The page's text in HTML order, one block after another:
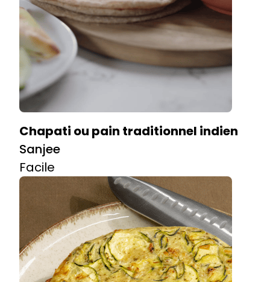
Chapati ou pain traditionnel indien
Sanjee
Facile